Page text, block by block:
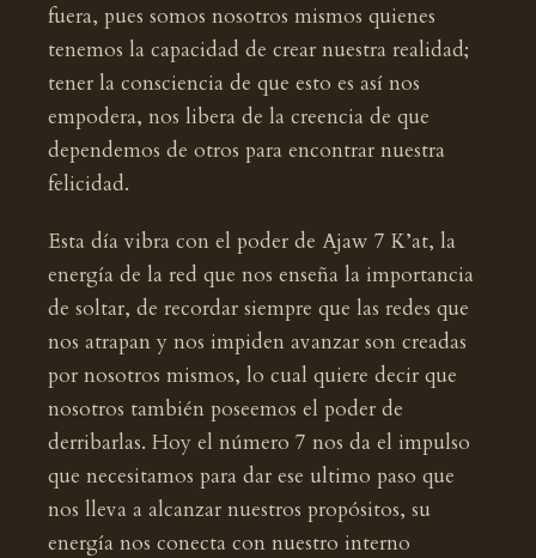
fuera, pues somos nosotros mismos quienes
tenemos la capacidad de crear nuestra realidad;
tener la consciencia de que esto es así nos
empodera, nos libera de la creencia de que
dependemos de otros para encontrar nuestra
felicidad.
Esta día vibra con el poder de Ajaw 7 K’at, la
energía de la red que nos enseña la importancia
de soltar, de recordar siempre que las redes que
nos atrapan y nos impiden avanzar son creadas
por nosotros mismos, lo cual quiere decir que
nosotros también poseemos el poder de
derribarlas. Hoy el número 7 nos da el impulso
que necesitamos para dar ese ultimo paso que
nos lleva a alcanzar nuestros propósitos, su
energía nos conecta con nuestro interno